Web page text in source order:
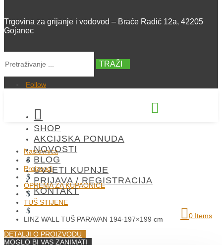
Trgovina za grijanje i vodovod – Braće Radić 12a, 42205
Gojanec
TRAŽI
Follow


SHOP
AKCIJSKA PONUDA
NOVOSTI
BLOG
UVJETI KUPNJE
PRIJAVA / REGISTRACIJA
KONTAKT
0 Items
Naslovnica
$
Proizvodi
$
OPREMA ZA KUPAONICE
$
TUŠ STIJENE
$
LINZ WALL TUŠ PARAVAN 194-197×199 cm
DETALJI O PROIZVODU
MOGLO BI VAS ZANIMATI